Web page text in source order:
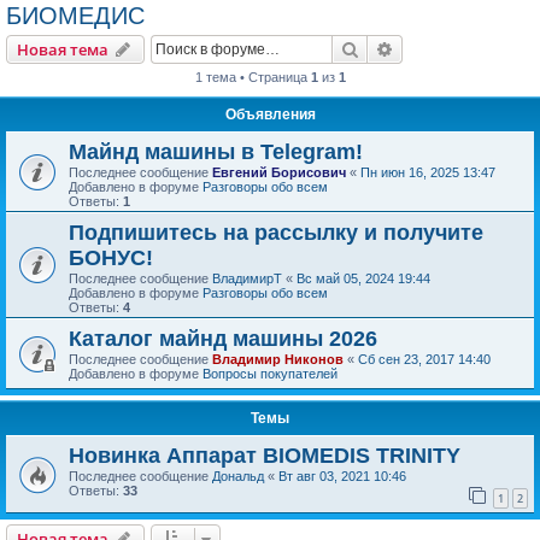
БИОМЕДИС
Новая тема Поиск
1 тема • Страница 1 из 1
Объявления
Майнд машины в Telegram!
Последнее сообщение Евгений Борисович « Пн июн 16, 2025 13:47
Добавлено в форуме Разговоры обо всем
Ответы: 1
Подпишитесь на рассылку и получите
БОНУС!
Последнее сообщение ВладимирТ « Вс май 05, 2024 19:44
Добавлено в форуме Разговоры обо всем
Ответы: 4
Каталог майнд машины 2026
Последнее сообщение Владимир Никонов « Сб сен 23, 2017 14:40
Добавлено в форуме Вопросы покупателей
Темы
Новинка Аппарат BIOMEDIS TRINITY
Последнее сообщение Дональд « Вт авг 03, 2021 10:46
Ответы: 33 1 2